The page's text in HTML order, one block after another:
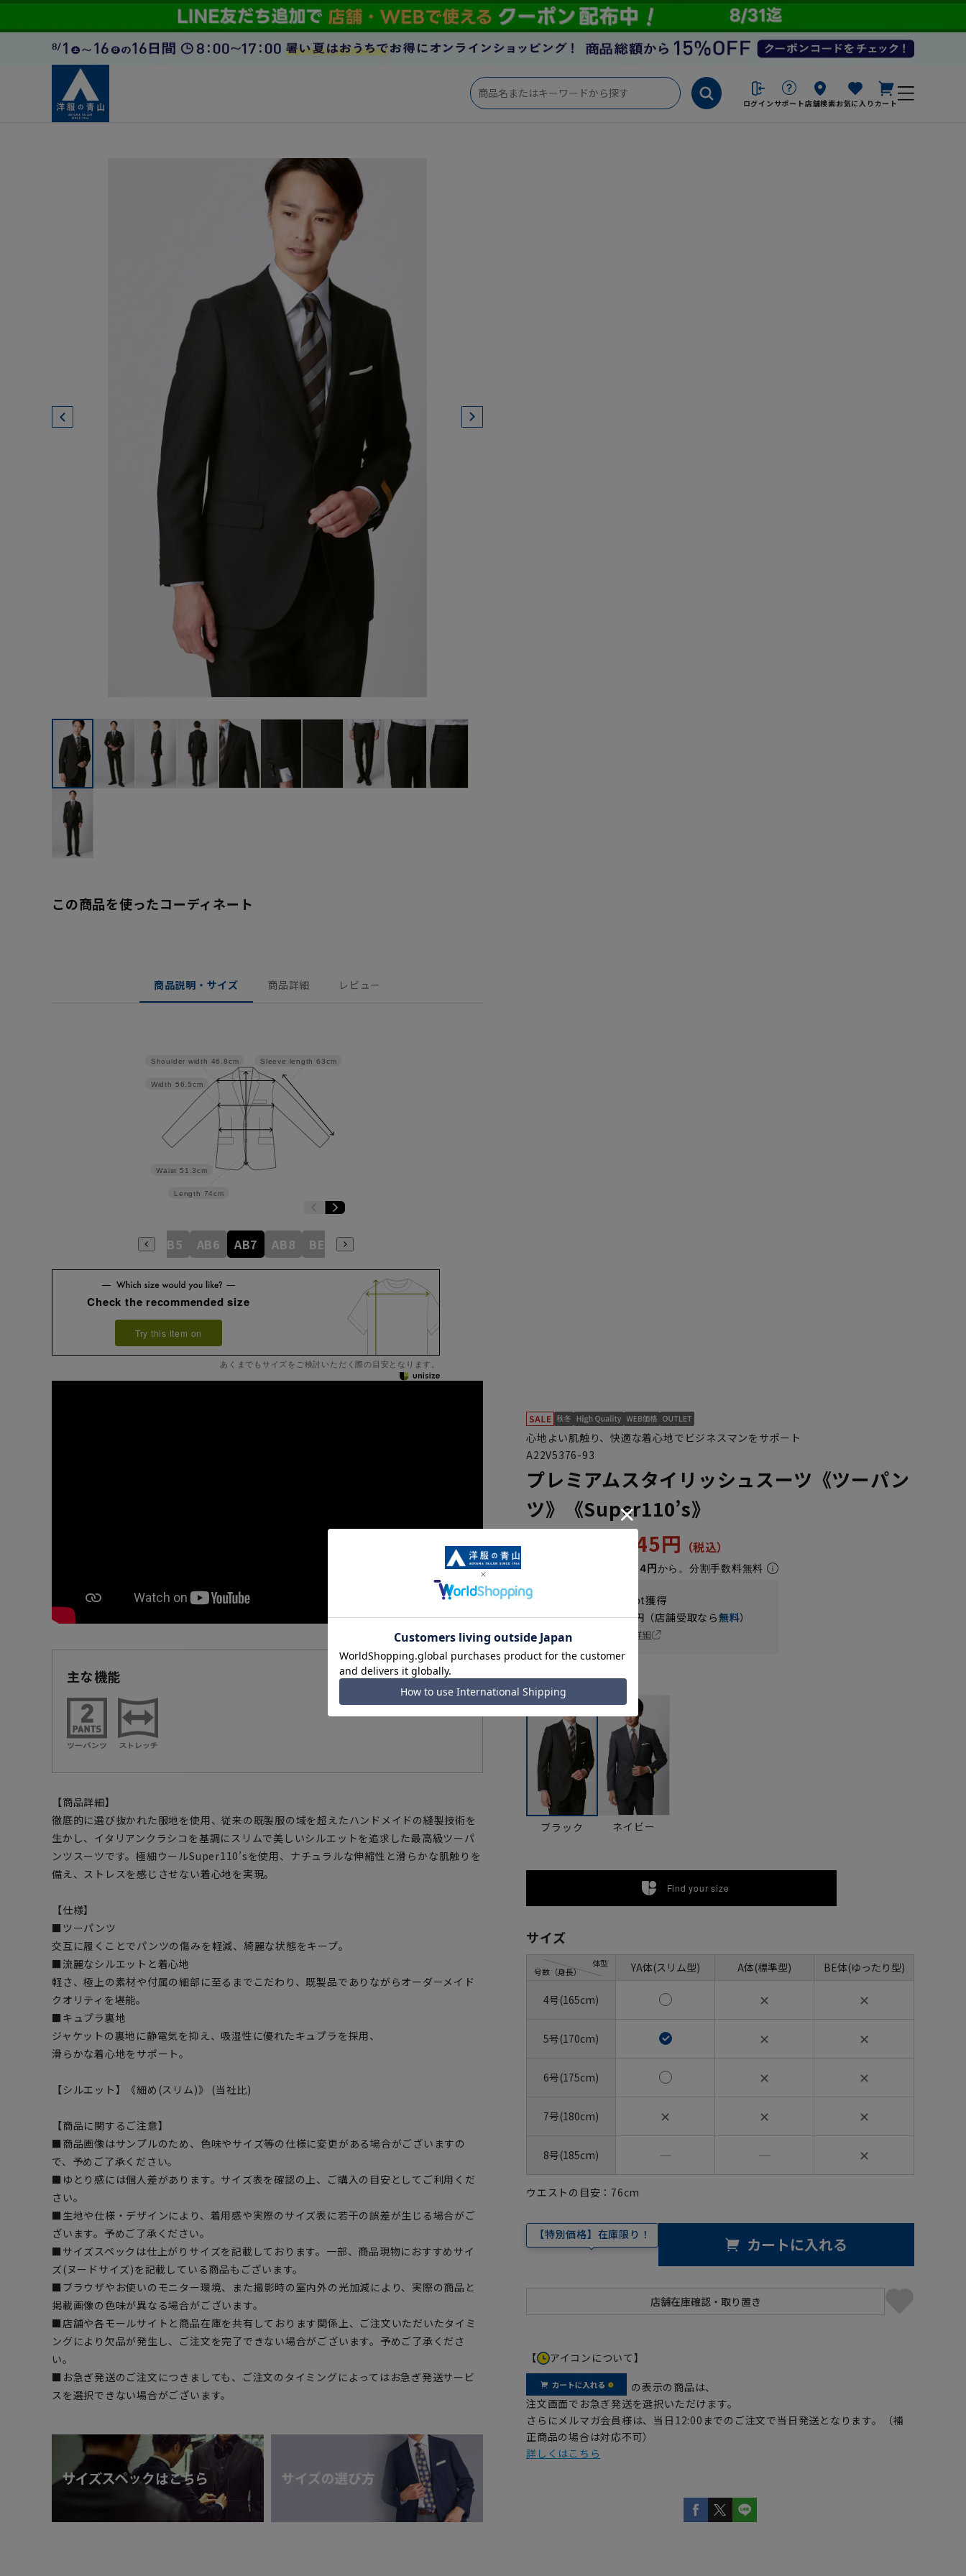
ログイン サポート店舗検索お気に入り カート
この商品を使ったコーディネート
商品説明・サイズ 商品詳細 レビュー
Sleeve length 63cm
Length 74cm
Waist 51.3cm
Width 56.5cm
Shoulder width 46.8cm
AB4 AB5 AB6 AB7 AB8 BE3 BE4
Check the recommended size
Try this item on
あくまでもサイズをご検討いただく際の目安となります。
主な機能 機能一覧
【商品詳細】
徹底的に選び抜かれた服地を使用、従来の既製服の域を超えたハンドメイドの縫製技術を
生かし、イタリアンクラシコを基調にスリムで美しいシルエットを追求した最高級ツーパ
ンツスーツです。極細ウールSuper110’sを使用、ナチュラルな伸縮性と滑らかな肌触りを
備え、ストレスを感じさせない着心地を実現。
【仕様】
■ツーパンツ
交互に履くことでパンツの傷みを軽減、綺麗な状態をキープ。
■流麗なシルエットと着心地
軽さ、極上の素材や付属の細部に至るまでこだわり、既製品でありながらオーダーメイド
クオリティを堪能。
■キュプラ裏地
ジャケットの裏地に静電気を抑え、吸湿性に優れたキュプラを採用、
滑らかな着心地をサポート。
【シルエット】《細め(スリム)》 (当社比)
【商品に関するご注意】
■商品画像はサンプルのため、色味やサイズ等の仕様に変更がある場合がございますの
で、予めご了承ください。
■ゆとり感には個人差があります。サイズ表を確認の上、ご購入の目安としてご利用くだ
さい。
■生地や仕様・デザインにより、着用感や実際のサイズ表に若干の誤差が生じる場合がご
ざいます。予めご了承ください。
■サイズスペックは仕上がりサイズを記載しております。一部、商品現物におすすめサイ
ズ(ヌードサイズ)を記載している商品もございます。
■ブラウザやお使いのモニター環境、また撮影時の室内外の光加減により、実際の商品と
掲載画像の色味が異なる場合がございます。
■店舗や各モールサイトと商品在庫を共有しております関係上、ご注文いただいたタイミ
ングにより欠品が発生し、ご注文を完了できない場合がございます。予めご了承くださ
い。
■お急ぎ発送のご注文につきましても、ご注文のタイミングによってはお急ぎ発送サービ
スを選択できない場合がございます。
心地よい肌触り、快適な着心地でビジネスマンをサポート
A22V5376-93
プレミアムスタイリッシュスーツ《ツーパン
ツ》《Super110’s》
43,945円
月々7,324円から。分割手数料無料
pt獲得
送料 全国一律550円（店舗受取なら無料）
お届け日を調べる
詳細
カラー
ブラック ネイビー
Find your size
サイズ
号数（身長）
体型 YA体(スリム型) A体(標準型) BE体(ゆったり型)
4号(165cm) ✕ ✕
5号(170cm) ✕ ✕
6号(175cm) ✕ ✕
7号(180cm) ✕ ✕ ✕
8号(185cm) ― ― ✕
ウエストの目安： 76cm
【特別価格】在庫限り！ カートに入れる
【 アイコンについて】
の表示の商品は、
注文画面でお急ぎ発送を選択いただけます。
さらにメルマガ会員様は、当日12:00までのご注文で当日発送となります。（補
正商品の場合は対応不可）
詳しくはこちら